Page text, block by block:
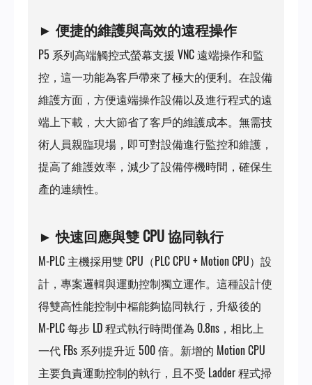
► 便捷的維護與高效的遠程操作
P5 系列高端觸控式螢幕支援 VNC 遠端操作和監
控，這一功能為客戶帶來了極大的便利。在設備
維護方面，方便遠端操作設備以及進行程式的遠
端上下載，大大節省了客戶的維護成本。無需技
術人員親臨現場，即可對設備進行監控和維護，
提高了維護效率，減少了設備停機時間，確保生
產的連續性。
►快速回應與雙 CPU 協同執行
M-PLC 主機採用雙 CPU（PLC CPU + Motion CPU）設
計，專案邏輯與運動控制獨立運作。這種設計使
得雙高性能控制中樞能夠協同執行，升級後的
M-PLC 每步 LD 程式執行時間僅為 0.8ns，相比上
一代 FBs 系列提升近 500 倍。新增的 Motion CPU
主要負責運動控制的執行，且不受 Ladder 程式掃